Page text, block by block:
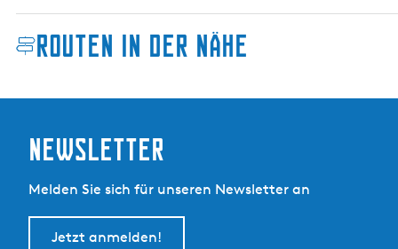
k
Routen in der Nähe
Newsletter
Melden Sie sich für unseren Newsletter an
Jetzt anmelden!